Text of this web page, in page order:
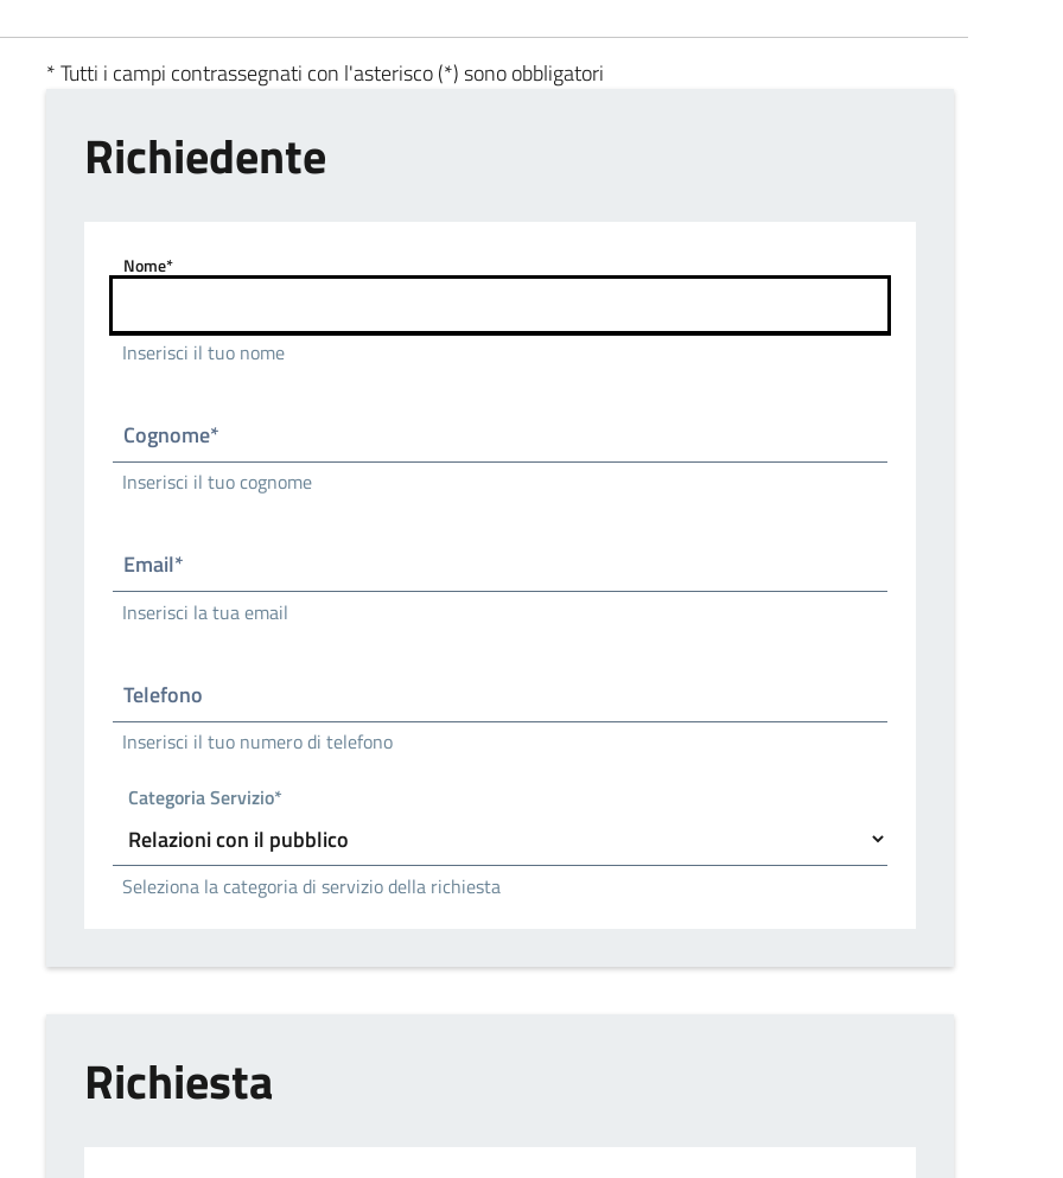
* Tutti i campi contrassegnati con l'asterisco (*) sono obbligatori
Richiedente
Nome*
Inserisci il tuo nome
Cognome*
Inserisci il tuo cognome
Email*
Inserisci la tua email
Telefono
Inserisci il tuo numero di telefono
Categoria Servizio*
Seleziona la categoria di servizio della richiesta
Richiesta